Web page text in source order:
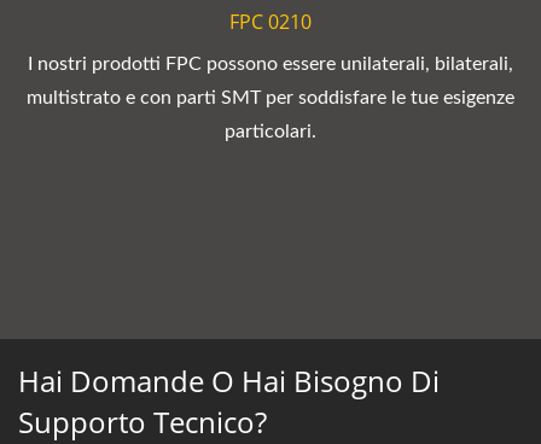
FPC 0210
I nostri prodotti FPC possono essere unilaterali, bilaterali,
multistrato e con parti SMT per soddisfare le tue esigenze
particolari.
Hai Domande O Hai Bisogno Di
Supporto Tecnico?